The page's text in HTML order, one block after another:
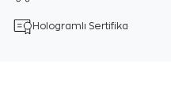
Hologramlı Sertifika